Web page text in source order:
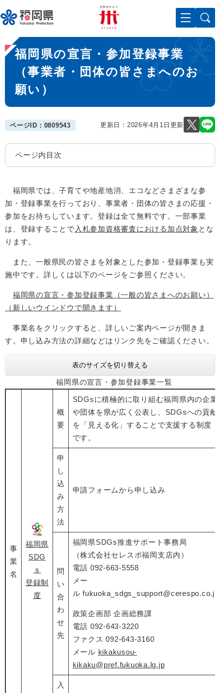
ー
ジ
先
頭
メニューを飛ばして本文へ
本
文
福岡県の宣言・参加登録事業
（事業者・団体の皆さまへのお
願い）
ページID：0809543 更新日：2026年4月1日更新
ページ内目次
福岡県では、子育てや地産地消、エコなどさまざまな参
加・登録事業を行っており、事業者・団体の皆さまの応援・
参加をお待ちしています。登録は全て無料です。一部事業
は、登録することで 入札参加資格審査における加点対象 とな
ります。
また、一般県民の皆さまを対象とした参加・登録事業も実
施中です。詳しくは以下のページをご参照ください。
福岡県の宣言・参加登録事業（一般の皆さまへのお願い）
（新しいウインドウで開きます）
事業名をクリックすると、詳しいご案内ページが開きま
す。申し込み方法の詳細などはリンク先をご確認ください。
表のサイズを切り替える
福岡県の宣言・参加登録事業一覧
事
業
名
福岡県
SDG
ｓ
登録制
度
概
要
SDGsに積極的に取り組む福岡県内の企業
や団体を県が広く公表し、SDGsへの貢献
を「見える化」することで支援する制度
です。
申
し
込
み
方
法
申請フォームから申し込み
問
い
合
わ
せ
先
福岡県SDGs推進サポート事務局
（株式会社セレスポ福岡支店内）
電話 092-663-5558
メー
ル fukuoka_sdgs_support@cerespo.co.jp
政策企画部 企画総務課​
電話 092-643-3220
ファクス 092-643-3160
メール kikakusou-
kikaku@pref.fukuoka.lg.jp
入